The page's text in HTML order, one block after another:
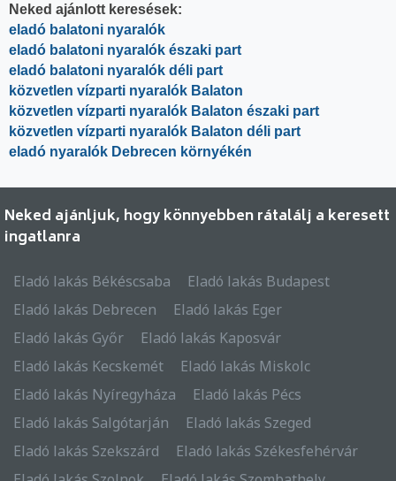
Neked ajánlott keresések:
eladó balatoni nyaralók
eladó balatoni nyaralók északi part
eladó balatoni nyaralók déli part
közvetlen vízparti nyaralók Balaton
közvetlen vízparti nyaralók Balaton északi part
közvetlen vízparti nyaralók Balaton déli part
eladó nyaralók Debrecen környékén
Neked ajánljuk, hogy könnyebben rátalálj a keresett
ingatlanra
Eladó lakás Békéscsaba
Eladó lakás Budapest
Eladó lakás Debrecen
Eladó lakás Eger
Eladó lakás Győr
Eladó lakás Kaposvár
Eladó lakás Kecskemét
Eladó lakás Miskolc
Eladó lakás Nyíregyháza
Eladó lakás Pécs
Eladó lakás Salgótarján
Eladó lakás Szeged
Eladó lakás Szekszárd
Eladó lakás Székesfehérvár